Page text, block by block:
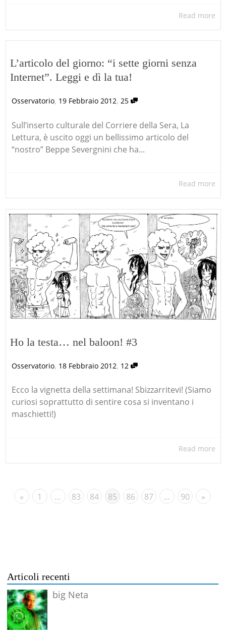
Read more
L’articolo del giorno: “i sette giorni senza
Internet”. Leggi e dì la tua!
Osservatorio, 19 Febbraio 2012, 25
Sull’inserto culturale del Corriere della Sera, La
Lettura, è uscito oggi un bellissimo articolo del
“nostro” Beppe Severgnini che ha...
Read more
Ho la testa… nel baloon! #3
Osservatorio, 18 Febbraio 2012, 12
Ecco la vignetta della settimana! Sbizzarritevi! (Siamo
curiosi soprattutto di sentire cosa si inventano i
maschietti!)
Read more
« 1 … 83 84 85 86 87 … 90 »
Articoli recenti
big Neta